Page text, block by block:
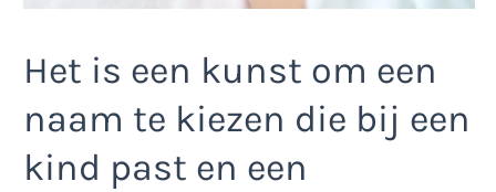
Het is een kunst om een
naam te kiezen die bij een
kind past en een